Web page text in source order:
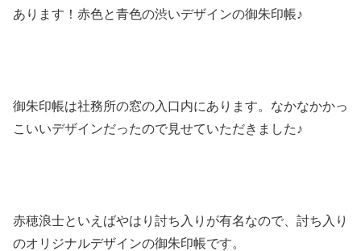
あります！赤色と青色の渋いデザインの御朱印帳♪
御朱印帳は社務所の窓の入口内にあります。なかなかかっ
こいいデザインだったので見せていただきました♪
赤穂浪士といえばやはり討ち入りが有名なので、討ち入り
のオリジナルデザインの御朱印帳です。